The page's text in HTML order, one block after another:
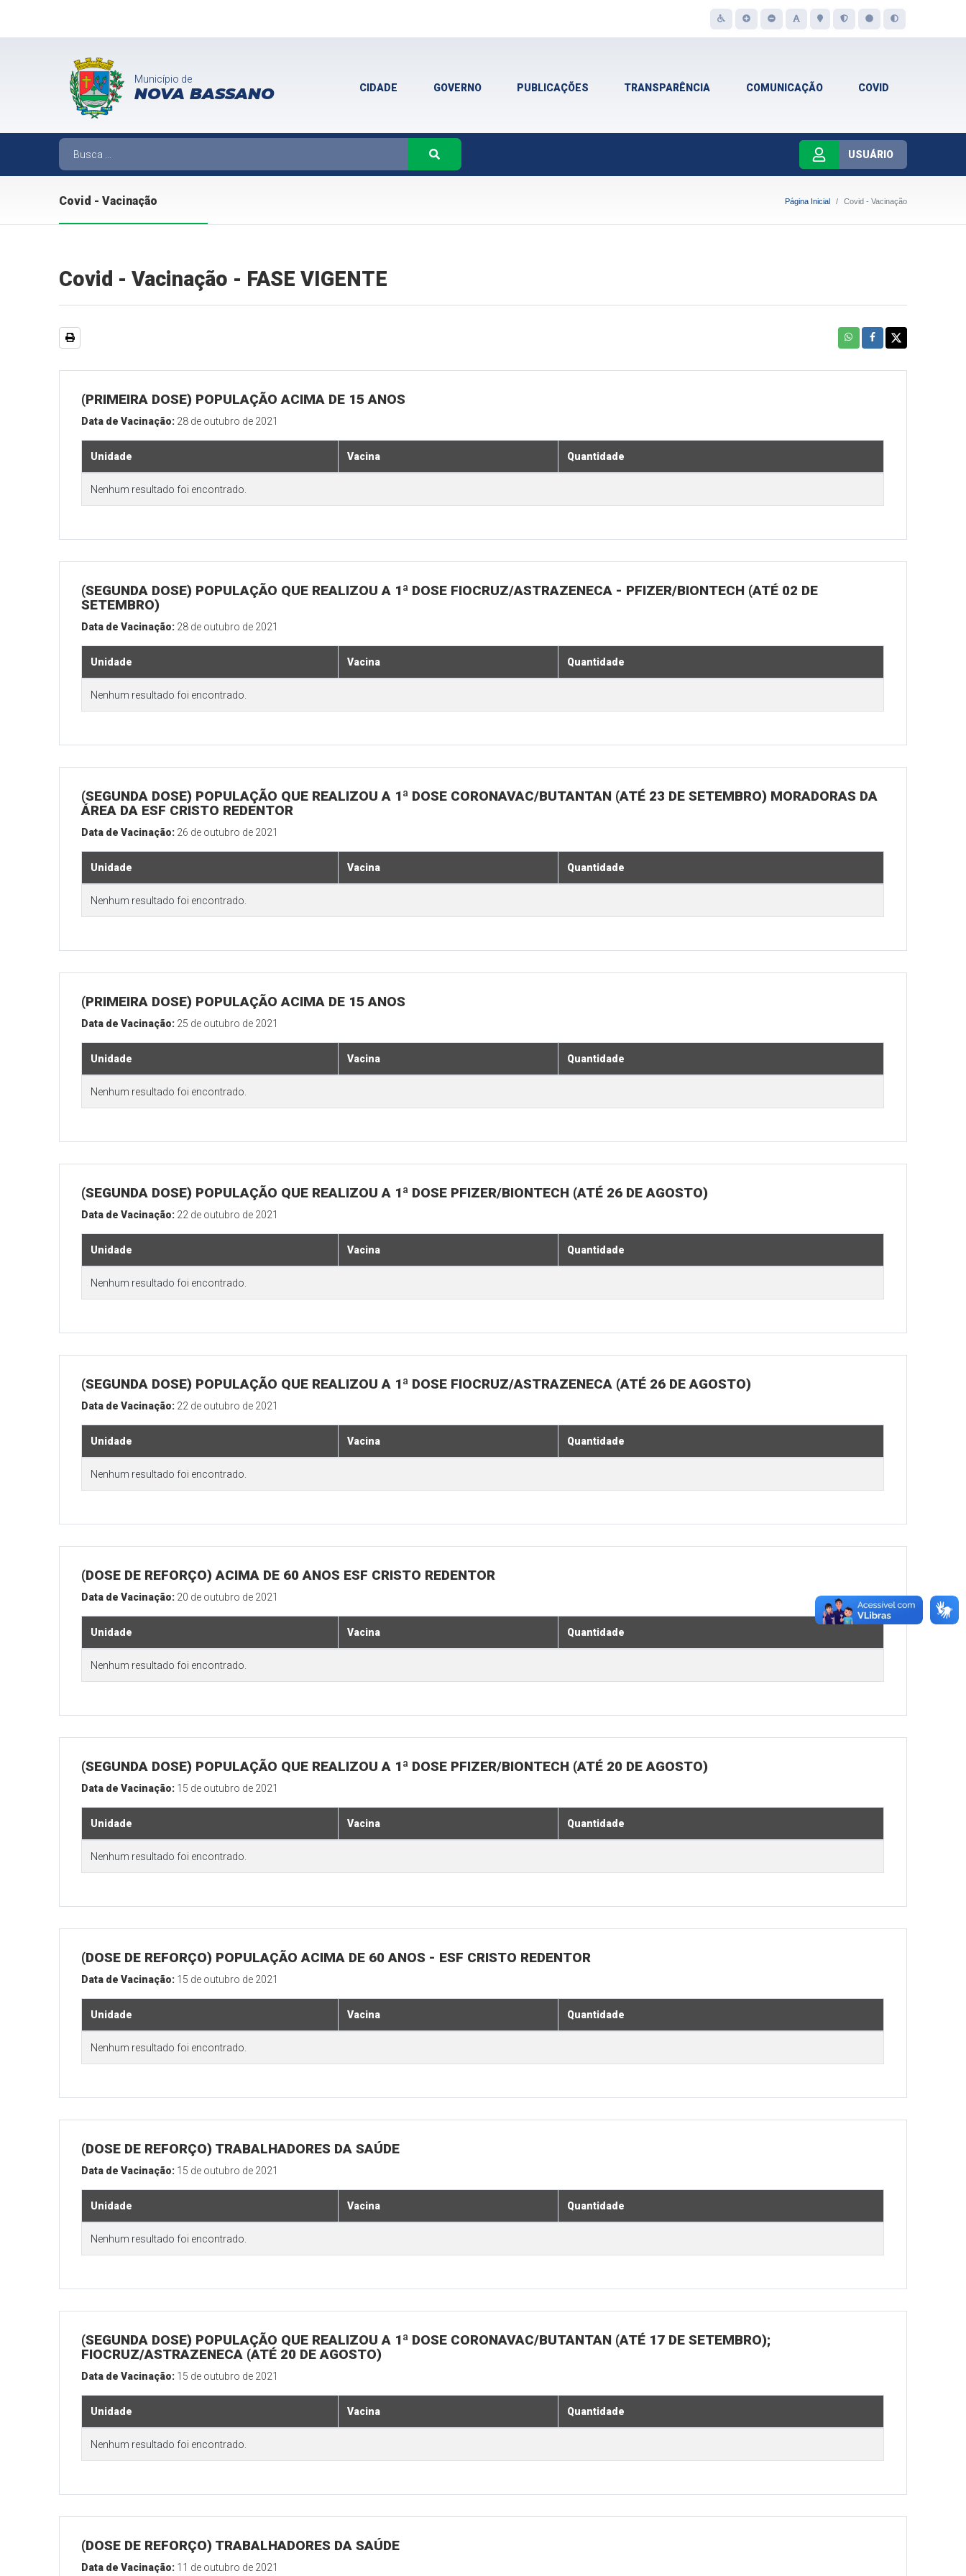
Município de
NOVA BASSANO CIDADE GOVERNO PUBLICAÇÕES TRANSPARÊNCIA COMUNICAÇÃO COVID
USUÁRIO
Covid - Vacinação Página Inicial Covid - Vacinação
Covid - Vacinação - FASE VIGENTE
(PRIMEIRA DOSE) POPULAÇÃO ACIMA DE 15 ANOS
Data de Vacinação: 28 de outubro de 2021
Unidade Vacina Quantidade
Nenhum resultado foi encontrado.
(SEGUNDA DOSE) POPULAÇÃO QUE REALIZOU A 1ª DOSE FIOCRUZ/ASTRAZENECA - PFIZER/BIONTECH (ATÉ 02 DE
SETEMBRO)
Data de Vacinação: 28 de outubro de 2021
Unidade Vacina Quantidade
Nenhum resultado foi encontrado.
(SEGUNDA DOSE) POPULAÇÃO QUE REALIZOU A 1ª DOSE CORONAVAC/BUTANTAN (ATÉ 23 DE SETEMBRO) MORADORAS DA
ÁREA DA ESF CRISTO REDENTOR
Data de Vacinação: 26 de outubro de 2021
Unidade Vacina Quantidade
Nenhum resultado foi encontrado.
(PRIMEIRA DOSE) POPULAÇÃO ACIMA DE 15 ANOS
Data de Vacinação: 25 de outubro de 2021
Unidade Vacina Quantidade
Nenhum resultado foi encontrado.
(SEGUNDA DOSE) POPULAÇÃO QUE REALIZOU A 1ª DOSE PFIZER/BIONTECH (ATÉ 26 DE AGOSTO)
Data de Vacinação: 22 de outubro de 2021
Unidade Vacina Quantidade
Nenhum resultado foi encontrado.
(SEGUNDA DOSE) POPULAÇÃO QUE REALIZOU A 1ª DOSE FIOCRUZ/ASTRAZENECA (ATÉ 26 DE AGOSTO)
Data de Vacinação: 22 de outubro de 2021
Unidade Vacina Quantidade
Nenhum resultado foi encontrado.
(DOSE DE REFORÇO) ACIMA DE 60 ANOS ESF CRISTO REDENTOR
Data de Vacinação: 20 de outubro de 2021
Unidade Vacina Quantidade
Nenhum resultado foi encontrado.
(SEGUNDA DOSE) POPULAÇÃO QUE REALIZOU A 1ª DOSE PFIZER/BIONTECH (ATÉ 20 DE AGOSTO)
Data de Vacinação: 15 de outubro de 2021
Unidade Vacina Quantidade
Nenhum resultado foi encontrado.
(DOSE DE REFORÇO) POPULAÇÃO ACIMA DE 60 ANOS - ESF CRISTO REDENTOR
Data de Vacinação: 15 de outubro de 2021
Unidade Vacina Quantidade
Nenhum resultado foi encontrado.
(DOSE DE REFORÇO) TRABALHADORES DA SAÚDE
Data de Vacinação: 15 de outubro de 2021
Unidade Vacina Quantidade
Nenhum resultado foi encontrado.
(SEGUNDA DOSE) POPULAÇÃO QUE REALIZOU A 1ª DOSE CORONAVAC/BUTANTAN (ATÉ 17 DE SETEMBRO);
FIOCRUZ/ASTRAZENECA (ATÉ 20 DE AGOSTO)
Data de Vacinação: 15 de outubro de 2021
Unidade Vacina Quantidade
Nenhum resultado foi encontrado.
(DOSE DE REFORÇO) TRABALHADORES DA SAÚDE
Data de Vacinação: 11 de outubro de 2021